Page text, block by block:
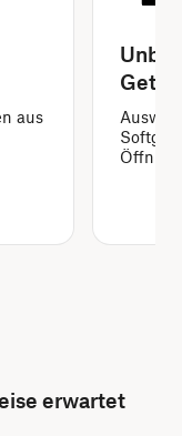
aus
erwartet